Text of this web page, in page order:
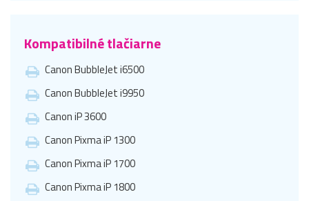
Kompatibilné tlačiarne
Canon BubbleJet i6500
Canon BubbleJet i9950
Canon iP 3600
Canon Pixma iP 1300
Canon Pixma iP 1700
Canon Pixma iP 1800